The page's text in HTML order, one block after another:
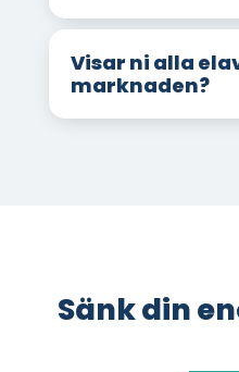
Visar ni alla
marknaden?
Sänk din